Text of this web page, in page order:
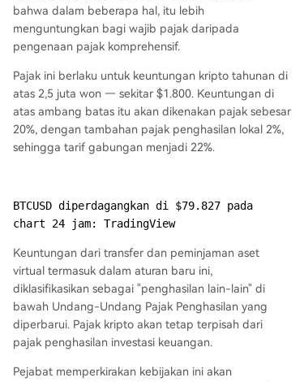
bahwa dalam beberapa hal, itu lebih
menguntungkan bagi wajib pajak daripada
pengenaan pajak komprehensif.
Pajak ini berlaku untuk keuntungan kripto tahunan di
atas 2,5 juta won — sekitar $1.800. Keuntungan di
atas ambang batas itu akan dikenakan pajak sebesar
20%, dengan tambahan pajak penghasilan lokal 2%,
sehingga tarif gabungan menjadi 22%.
BTCUSD diperdagangkan di $79.827 pada
chart 24 jam: TradingView
Keuntungan dari transfer dan peminjaman aset
virtual termasuk dalam aturan baru ini,
diklasifikasikan sebagai "penghasilan lain-lain" di
bawah Undang-Undang Pajak Penghasilan yang
diperbarui. Pajak kripto akan tetap terpisah dari
pajak penghasilan investasi keuangan.
Pejabat memperkirakan kebijakan ini akan